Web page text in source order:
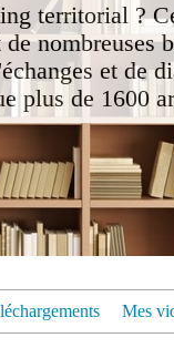
territorial ?
nombreuses
et de
plus de 1600
Mes